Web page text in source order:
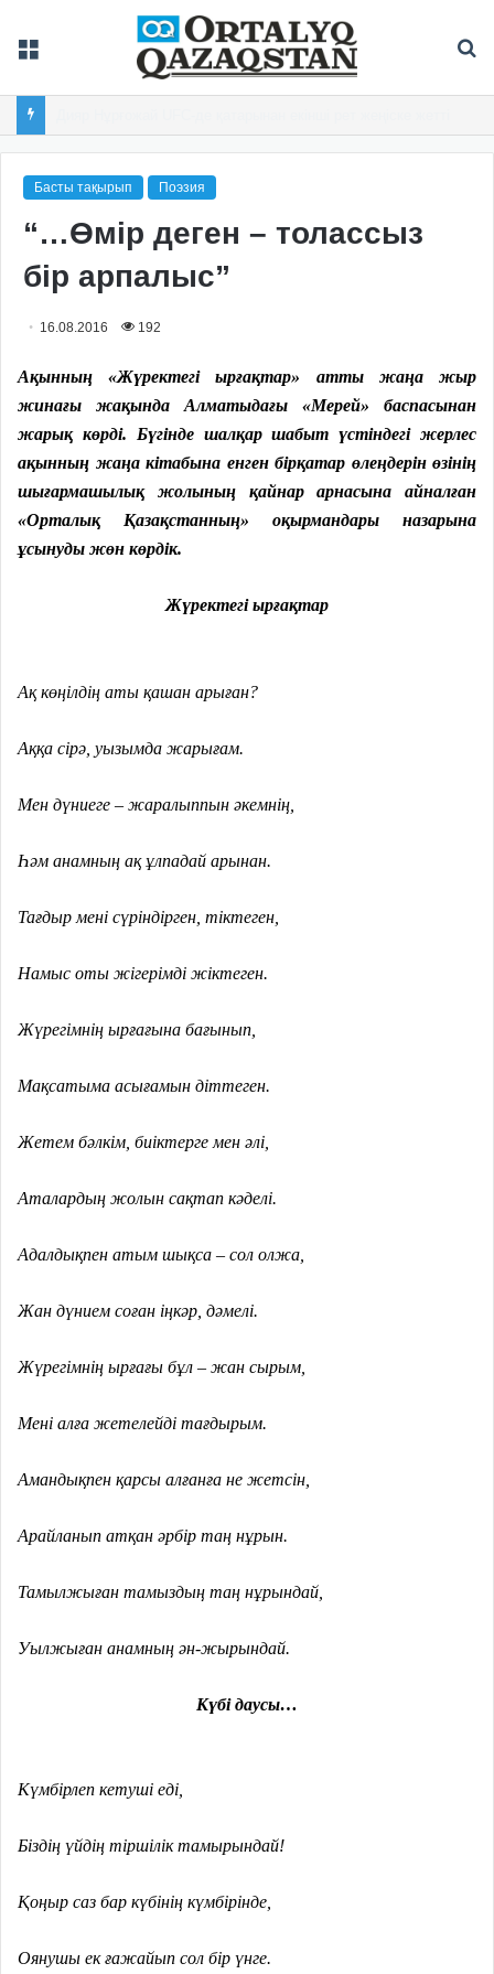
Басты тақырып Поэзия
“…Өмір деген – толассыз
бір арпалыс”
16.08.2016 192
Ақынның «Жүректегі ырғақтар» атты жаңа жыр
жинағы жақында Алматыдағы «Мерей» баспасынан
жарық көрді. Бүгінде шалқар шабыт үстіндегі жерлес
ақынның жаңа кітабына енген бірқатар өлеңдерін өзінің
шығармашылық жолының қайнар арнасына айналған
«Орталық Қазақстанның» оқырмандары назарына
ұсынуды жөн көрдік.
Жүректегі ырғақтар
Ақ көңілдің аты қашан арыған?
Аққа сірә, уызымда жарығам.
Мен дүниеге – жаралыппын әкемнің,
Һәм анамның ақ ұлпадай арынан.
Тағдыр мені сүріндірген, тіктеген,
Намыс оты жігерімді жіктеген.
Жүрегімнің ырғағына бағынып,
Мақсатыма асығамын діттеген.
Жетем бәлкім, биіктерге мен әлі,
Аталардың жолын сақтап кәделі.
Адалдықпен атым шықса – сол олжа,
Жан дүнием соған іңкәр, дәмелі.
Жүрегімнің ырғағы бұл – жан сырым,
Мені алға жетелейді тағдырым.
Амандықпен қарсы алғанға не жетсін,
Арайланып атқан әрбір таң нұрын.
Тамылжыған тамыздың таң нұрындай,
Уылжыған анамның ән-жырындай.
Күбі даусы…
Күмбірлеп кетуші еді,
Біздің үйдің тіршілік тамырындай!
Қоңыр саз бар күбінің күмбірінде,
Оянушы ек ғажайып сол бір үнге.